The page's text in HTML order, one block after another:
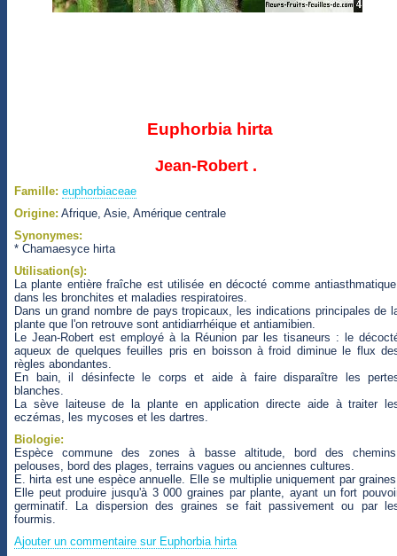
Euphorbia hirta
Jean-Robert .
Famille: euphorbiaceae
Origine: Afrique, Asie, Amérique centrale
Synonymes:
* Chamaesyce hirta
Utilisation(s):
La plante entière fraîche est utilisée en décocté comme
dans les bronchites et maladies respiratoires.
Dans un grand nombre de pays tropicaux, les indications principales de
plante que l'on retrouve sont antidiarrhéique et antiamibien.
Le Jean-Robert est employé à la Réunion par les tisaneurs : le
aqueux de quelques feuilles pris en boisson à froid diminue le flux
règles abondantes.
En bain, il désinfecte le corps et aide à faire disparaître les
blanches.
La sève laiteuse de la plante en application directe aide à traiter
eczémas, les mycoses et les dartres.
Biologie:
Espèce commune des zones à basse altitude, bord des
pelouses, bord des plages, terrains vagues ou anciennes cultures.
E. hirta est une espèce annuelle. Elle se multiplie uniquement par
Elle peut produire jusqu'à 3 000 graines par plante, ayant un fort
germinatif. La dispersion des graines se fait passivement ou par
fourmis.
Ajouter un commentaire sur Euphorbia hirta